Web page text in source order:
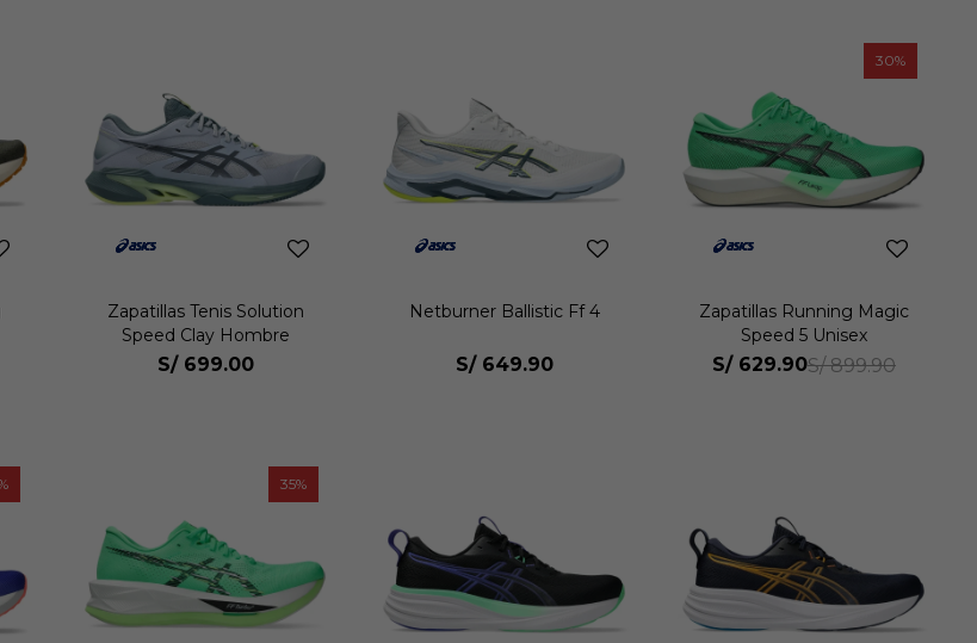
Zapatillas Tenis Solution
Speed Clay Hombre
S/ 699.00
Netburner Ballistic Ff 4
S/ 649.90
30
Zapatillas Running Magic
Speed 5 Unisex
S/ 629.90S/ 899.90
35